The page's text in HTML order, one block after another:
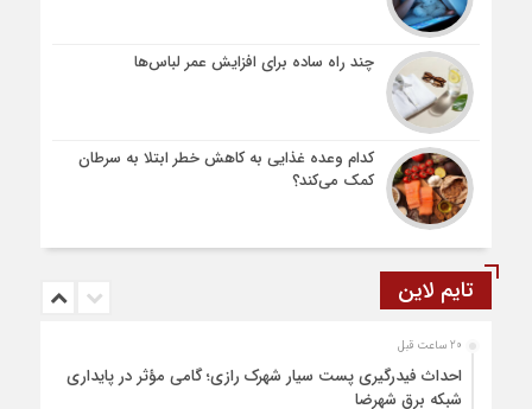
چند راه ساده برای افزایش عمر لباس‌ها
کدام وعده غذایی به کاهش خطر ابتلا به سرطان
کمک می‌کند؟
تایم لاین
20 ساعت قبل
احداث فیدرگیری پست سیار شهرک رازی؛ گامی مؤثر در پایداری
شبکه برق شهرضا